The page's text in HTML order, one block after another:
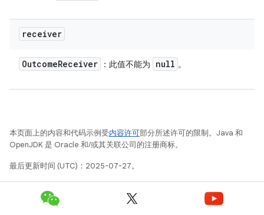
receiver
OutcomeReceiver ：此值不能为 null 。
本页面上的内容和代码示例受内容许可部分所述许可的限制。Java 和
OpenJDK 是 Oracle 和/或其关联公司的注册商标。
最后更新时间 (UTC)：2025-07-27。